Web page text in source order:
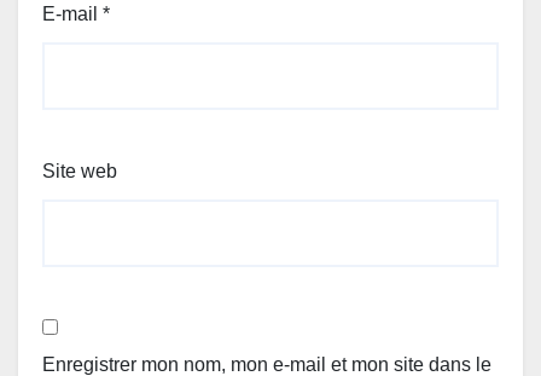
E-mail *
Site web
Enregistrer mon nom, mon e-mail et mon site dans le